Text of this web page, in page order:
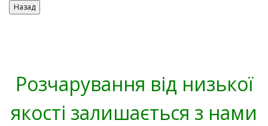
Розчарування від низької
якості залишається з нами